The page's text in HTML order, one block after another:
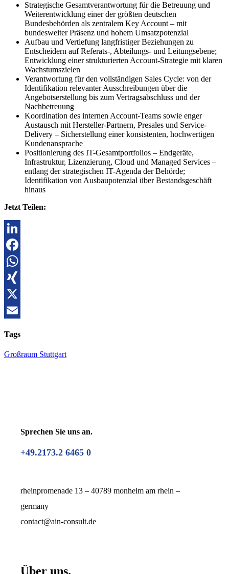
Strategische Gesamtverantwortung für die Betreuung und
Weiterentwicklung einer der größten deutschen
Bundesbehörden als zentralem Key Account – mit
bundesweiter Präsenz und hohem Umsatzpotenzial
Aufbau und Vertiefung langfristiger Beziehungen zu
Entscheidern auf Referats-, Abteilungs- und Leitungsebene;
Entwicklung einer strukturierten Account-Strategie mit klaren
Wachstumszielen
Verantwortung für den vollständigen Sales Cycle: von der
Identifikation relevanter Ausschreibungen über die
Angebotserstellung bis zum Vertragsabschluss und der
Nachbetreuung
Koordination des internen Account-Teams sowie enger
Austausch mit Hersteller-Partnern, Presales und Service-
Delivery – Sicherstellung einer konsistenten, hochwertigen
Kundenansprache
Positionierung des IT-Gesamtportfolios – Endgeräte,
Infrastruktur, Lizenzierung, Cloud und Managed Services –
entlang der strategischen IT-Agenda der Behörde;
Identifikation von Ausbaupotenzial über Bestandsgeschäft
hinaus
Jetzt Teilen:
LinkedIn
Facebook
WhatsApp
XING
X
Tags
Großraum Stuttgart
Sprechen Sie uns an.
+49.2173.2 6465 0
rheinpromenade 13 – 40789 monheim am rhein –
germany
contact@ain-consult.de
Über uns.